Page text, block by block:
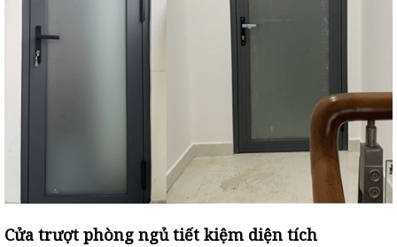
Cửa trượt phòng ngủ tiết kiệm diện tích